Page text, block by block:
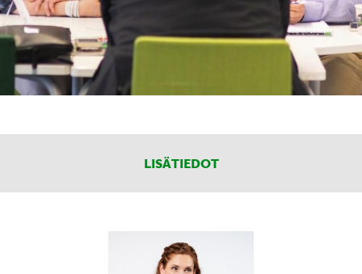
LISÄTIEDOT